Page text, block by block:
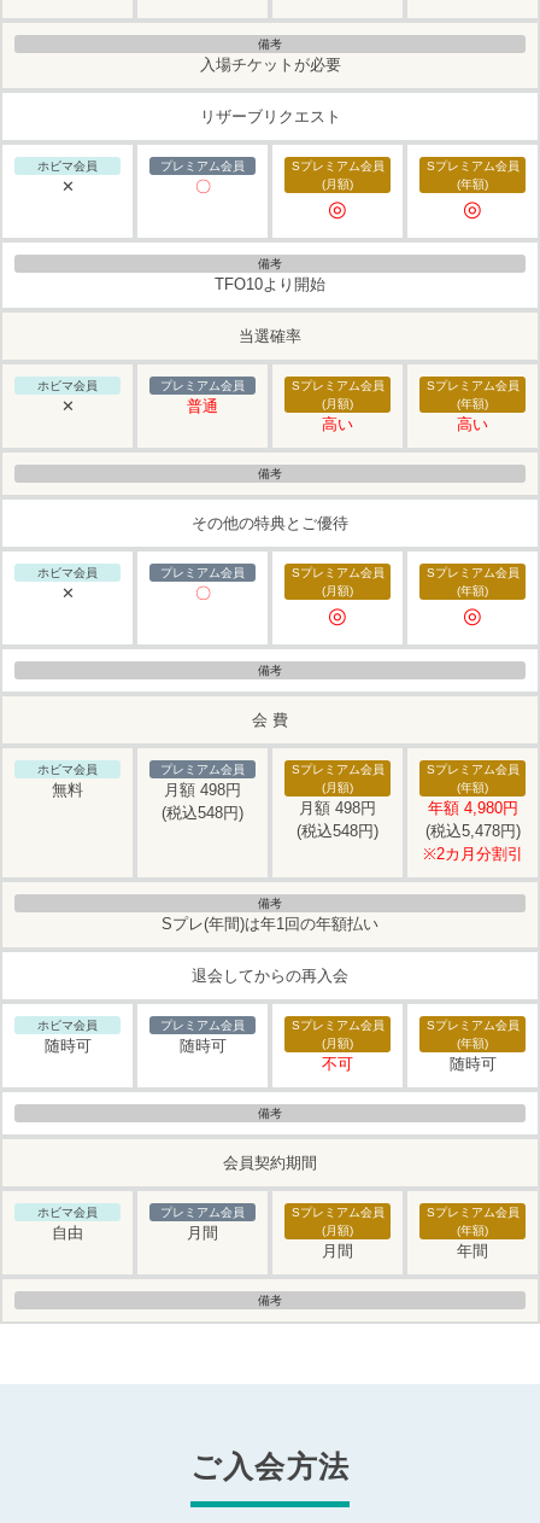
入場チケットが必要
リザーブリクエスト
✕ 〇
◎ ◎
TFO10より開始
当選確率
✕
普通
高い
高い
その他の特典とご優待
✕ 〇
◎ ◎
会 費
無料
月額 498円
(税込548円)
月額 498円
(税込548円)
年額 4,980円
(税込5,478円)
※2カ月分割引
Sプレ(年間)は年1回の年額払い
退会してからの再入会
随時可
随時可
不可
随時可
会員契約期間
自由
月間
月間
年間
ご入会方法